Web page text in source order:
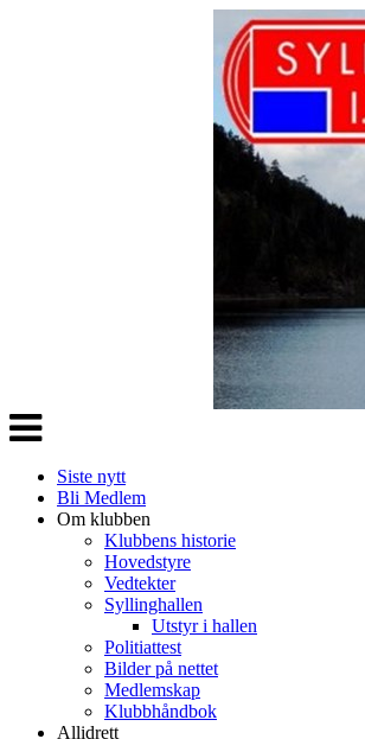
Veksle
navigasjon
Siste nytt
Bli Medlem
Om klubben
Klubbens historie
Hovedstyre
Vedtekter
Syllinghallen
Utstyr i hallen
Politiattest
Bilder på nettet
Medlemskap
Klubbhåndbok
Allidrett